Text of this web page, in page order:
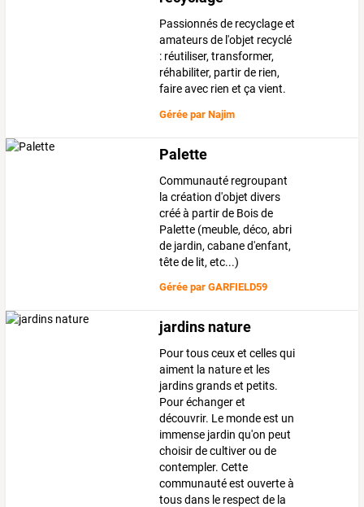
Passionnés de recyclage et
amateurs de l'objet recyclé
: réutiliser, transformer,
réhabiliter, partir de rien,
faire avec rien et ça vient.
Gérée parNajim
Palette
Communauté regroupant
la création d'objet divers
créé à partir de Bois de
Palette (meuble, déco, abri
de jardin, cabane d'enfant,
tête de lit, etc...)
Gérée parGARFIELD59
jardins nature
Pour tous ceux et celles qui
aiment la nature et les
jardins grands et petits.
Pour échanger et
découvrir. Le monde est un
immense jardin qu'on peut
choisir de cultiver ou de
contempler. Cette
communauté est ouverte à
tous dans le respect de la